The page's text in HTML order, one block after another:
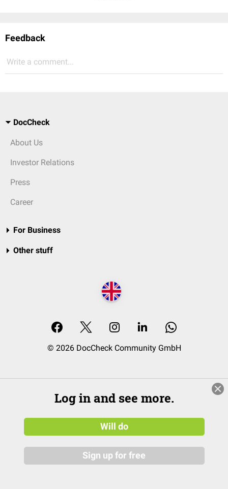
Feedback
Write a comment...
DocCheck
About Us
Investor Relations
Press
Career
For Business
Other stuff
© 2026 DocCheck Community GmbH
Log in and see more.
Will do
Sign up for free